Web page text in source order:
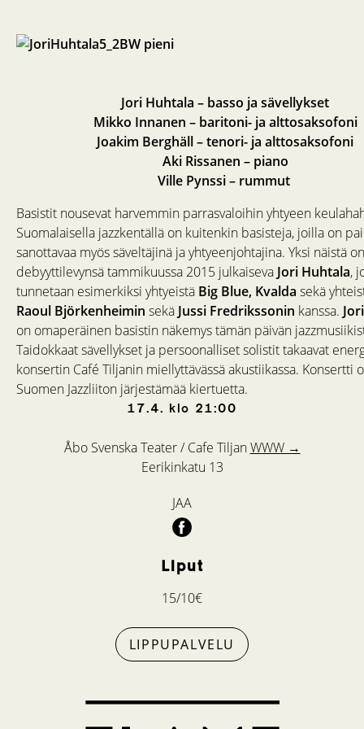
17.4. klo 21:00
Åbo Svenska Teater / Cafe TiljanWWW →
Eerikinkatu 13
JAA
Liput
15/10€
LIPPUPALVELU
Jori Huhtala – basso ja sävellykset
Mikko Innanen – baritoni- ja alttosaksofoni
Joakim Berghäll – tenori- ja alttosaksofoni
Aki Rissanen – piano
Ville Pynssi – rummut
Basistit nousevat harvemmin parrasvaloihin yhtyeen
Suomalaisella jazzkentällä on kuitenkin basisteja, joilla on
sanottavaa myös säveltäjinä ja yhtyeenjohtajina. Yksi näistä on
debyyttilevynsä tammikuussa 2015 julkaiseva Jori Huhtala,
tunnetaan esimerkiksi yhtyeistä Big Blue, Kvalda sekä
Raoul Björkenheimin sekä Jussi Fredrikssonin kanssa.
on omaperäinen basistin näkemys tämän päivän
Taidokkaat sävellykset ja persoonalliset solistit takaavat
konsertin Café Tiljanin miellyttävässä akustiikassa. Konsertti
Suomen Jazzliiton järjestämää kiertuetta.